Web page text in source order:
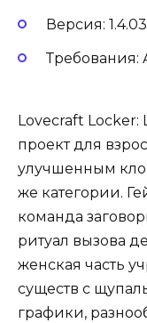
Версия: 1.4.03
Требования:
Lovecraft Locker:
проект для
улучшенным
же категории.
команда
ритуал вызова
женская часть
существ с
графики,